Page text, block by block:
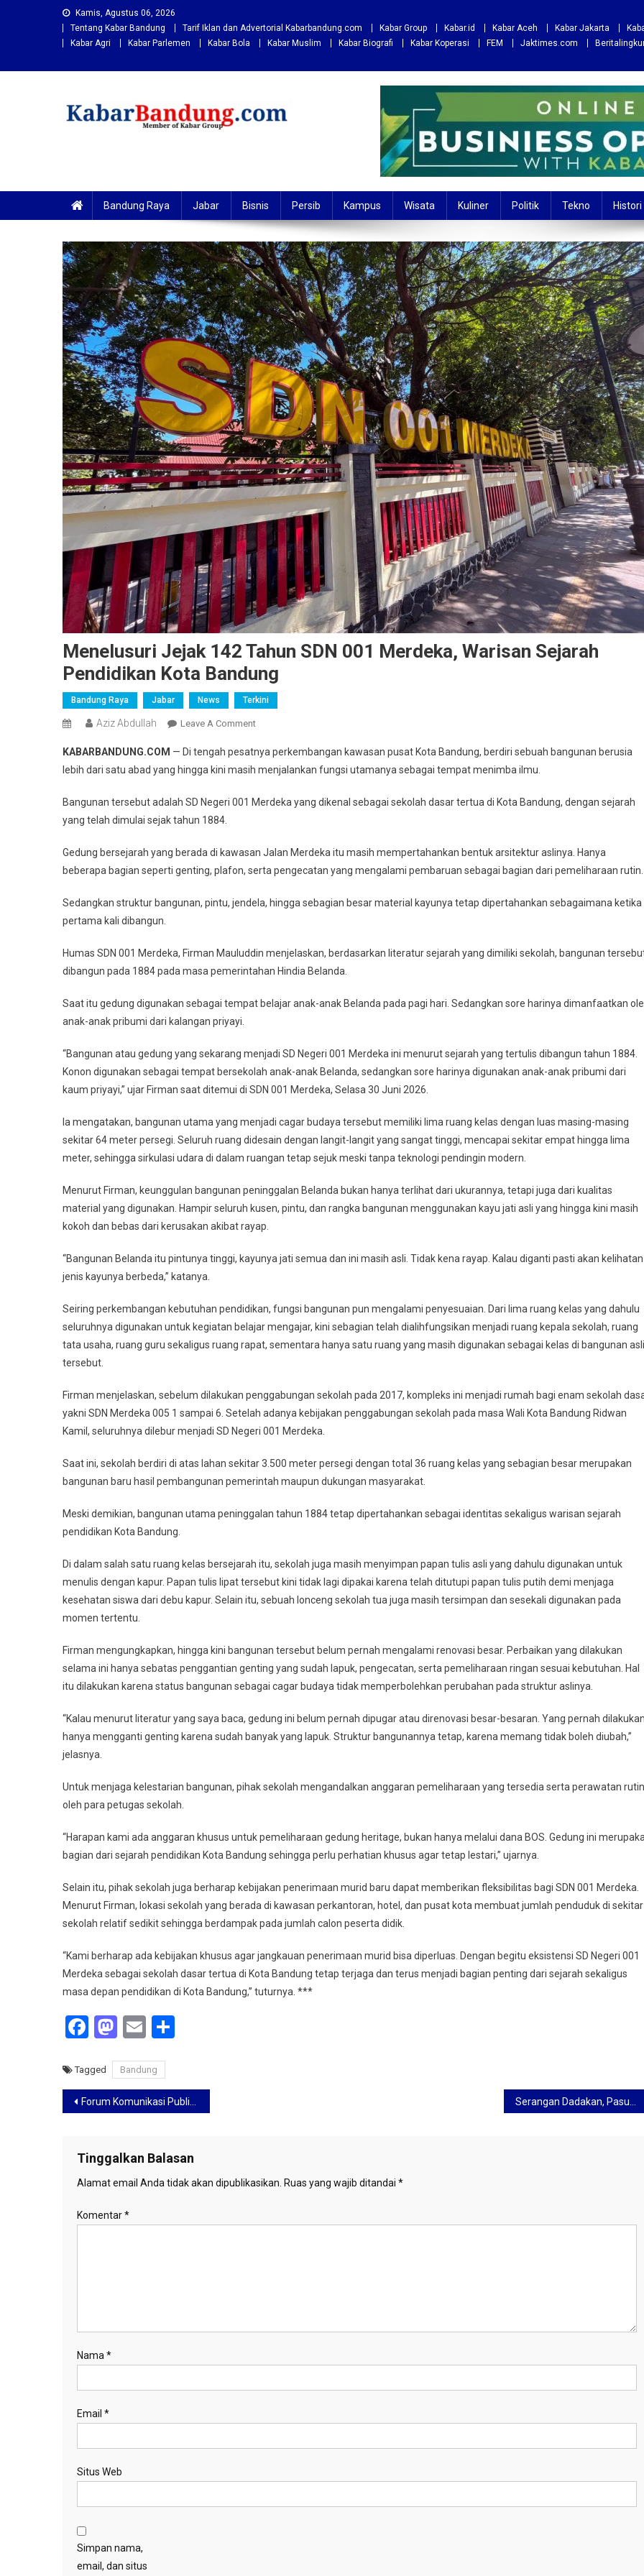
Kamis, Agustus 06, 2026
Tentang Kabar Bandung
Tarif Iklan dan Advertorial Kabarbandung.com Kabar Group Kabar.id Kabar Aceh Kabar Jakarta
Kabar Agri
Kabar Parlemen Kabar Bola Kabar Muslim Kabar Biografi Kabar Koperasi FEM Jaktimes.com
Bandung Raya Jabar Bisnis Persib Kampus Wisata Kuliner Politik Tekno Histori
Menelusuri Jejak 142 Tahun SDN 001 Merdeka, Warisan Sejarah
Pendidikan Kota Bandung
Bandung Raya Jabar News Terkini
Aziz Abdullah Leave A CommentOn
Jejak
142
SDN
Warisan
Sejarah
Kota
KABARBANDUNG.COM — Di tengah pesatnya perkembangan kawasan pusat Kota Bandung, berdiri sebuah bangunan berusia
lebih dari satu abad yang hingga kini masih menjalankan fungsi utamanya sebagai tempat menimba ilmu.
Bangunan tersebut adalah SD Negeri 001 Merdeka yang dikenal sebagai sekolah dasar tertua di Kota Bandung, dengan sejarah
yang telah dimulai sejak tahun 1884.
Gedung bersejarah yang berada di kawasan Jalan Merdeka itu masih mempertahankan bentuk arsitektur aslinya. Hanya
beberapa bagian seperti genting, plafon, serta pengecatan yang mengalami pembaruan sebagai bagian dari pemeliharaan rutin.
Sedangkan struktur bangunan, pintu, jendela, hingga sebagian besar material kayunya tetap dipertahankan sebagaimana ketika
pertama kali dibangun.
Humas SDN 001 Merdeka, Firman Mauluddin menjelaskan, berdasarkan literatur sejarah yang dimiliki sekolah, bangunan
dibangun pada 1884 pada masa pemerintahan Hindia Belanda.
Saat itu gedung digunakan sebagai tempat belajar anak-anak Belanda pada pagi hari. Sedangkan sore harinya dimanfaatkan
anak-anak pribumi dari kalangan priyayi.
“Bangunan atau gedung yang sekarang menjadi SD Negeri 001 Merdeka ini menurut sejarah yang tertulis dibangun tahun 1884.
Konon digunakan sebagai tempat bersekolah anak-anak Belanda, sedangkan sore harinya digunakan anak-anak pribumi dari
kaum priyayi,” ujar Firman saat ditemui di SDN 001 Merdeka, Selasa 30 Juni 2026.
Ia mengatakan, bangunan utama yang menjadi cagar budaya tersebut memiliki lima ruang kelas dengan luas masing-masing
sekitar 64 meter persegi. Seluruh ruang didesain dengan langit-langit yang sangat tinggi, mencapai sekitar empat hingga lima
meter, sehingga sirkulasi udara di dalam ruangan tetap sejuk meski tanpa teknologi pendingin modern.
Menurut Firman, keunggulan bangunan peninggalan Belanda bukan hanya terlihat dari ukurannya, tetapi juga dari kualitas
material yang digunakan. Hampir seluruh kusen, pintu, dan rangka bangunan menggunakan kayu jati asli yang hingga kini masih
kokoh dan bebas dari kerusakan akibat rayap.
“Bangunan Belanda itu pintunya tinggi, kayunya jati semua dan ini masih asli. Tidak kena rayap. Kalau diganti pasti akan kelihatan
jenis kayunya berbeda,” katanya.
Seiring perkembangan kebutuhan pendidikan, fungsi bangunan pun mengalami penyesuaian. Dari lima ruang kelas yang dahulu
seluruhnya digunakan untuk kegiatan belajar mengajar, kini sebagian telah dialihfungsikan menjadi ruang kepala sekolah, ruang
tata usaha, ruang guru sekaligus ruang rapat, sementara hanya satu ruang yang masih digunakan sebagai kelas di bangunan asli
tersebut.
Firman menjelaskan, sebelum dilakukan penggabungan sekolah pada 2017, kompleks ini menjadi rumah bagi enam sekolah
yakni SDN Merdeka 005 1 sampai 6. Setelah adanya kebijakan penggabungan sekolah pada masa Wali Kota Bandung Ridwan
Kamil, seluruhnya dilebur menjadi SD Negeri 001 Merdeka.
Saat ini, sekolah berdiri di atas lahan sekitar 3.500 meter persegi dengan total 36 ruang kelas yang sebagian besar merupakan
bangunan baru hasil pembangunan pemerintah maupun dukungan masyarakat.
Meski demikian, bangunan utama peninggalan tahun 1884 tetap dipertahankan sebagai identitas sekaligus warisan sejarah
pendidikan Kota Bandung.
Di dalam salah satu ruang kelas bersejarah itu, sekolah juga masih menyimpan papan tulis asli yang dahulu digunakan untuk
menulis dengan kapur. Papan tulis lipat tersebut kini tidak lagi dipakai karena telah ditutupi papan tulis putih demi menjaga
kesehatan siswa dari debu kapur. Selain itu, sebuah lonceng sekolah tua juga masih tersimpan dan sesekali digunakan pada
momen tertentu.
Firman mengungkapkan, hingga kini bangunan tersebut belum pernah mengalami renovasi besar. Perbaikan yang dilakukan
selama ini hanya sebatas penggantian genting yang sudah lapuk, pengecatan, serta pemeliharaan ringan sesuai kebutuhan. Hal
itu dilakukan karena status bangunan sebagai cagar budaya tidak memperbolehkan perubahan pada struktur aslinya.
“Kalau menurut literatur yang saya baca, gedung ini belum pernah dipugar atau direnovasi besar-besaran. Yang pernah
hanya mengganti genting karena sudah banyak yang lapuk. Struktur bangunannya tetap, karena memang tidak boleh diubah,”
jelasnya.
Untuk menjaga kelestarian bangunan, pihak sekolah mengandalkan anggaran pemeliharaan yang tersedia serta perawatan rutin
oleh para petugas sekolah.
“Harapan kami ada anggaran khusus untuk pemeliharaan gedung heritage, bukan hanya melalui dana BOS. Gedung ini
bagian dari sejarah pendidikan Kota Bandung sehingga perlu perhatian khusus agar tetap lestari,” ujarnya.
Selain itu, pihak sekolah juga berharap kebijakan penerimaan murid baru dapat memberikan fleksibilitas bagi SDN 001 Merdeka.
Menurut Firman, lokasi sekolah yang berada di kawasan perkantoran, hotel, dan pusat kota membuat jumlah penduduk di sekitar
sekolah relatif sedikit sehingga berdampak pada jumlah calon peserta didik.
“Kami berharap ada kebijakan khusus agar jangkauan penerimaan murid bisa diperluas. Dengan begitu eksistensi SD Negeri 001
Merdeka sebagai sekolah dasar tertua di Kota Bandung tetap terjaga dan terus menjadi bagian penting dari sejarah sekaligus
masa depan pendidikan di Kota Bandung,” tuturnya. ***
Facebook
Mastodon
Email
Tagged Bandung
Navigasi
Forum Komunikasi Publik RSUD Bandung Kiwari Perkuat Pemahaman Standar Pelayanan IGD dan Edukasi Masyarakat Serangan Dadakan, Pasukan TNI Geruduk 3 Mapolsek di Tanjungsari, Ada Apa?
Tinggalkan Balasan
Alamat email Anda tidak akan dipublikasikan. Ruas yang wajib ditandai *
Komentar*
Nama*
Email *
Situs Web
Simpan nama,
email, dan situs